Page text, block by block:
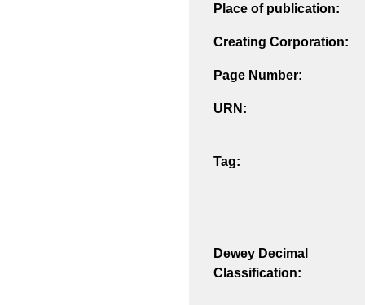
Place of publication:
Creating Corporation:
Page Number:
URN:
Tag:
Dewey Decimal
Classification: